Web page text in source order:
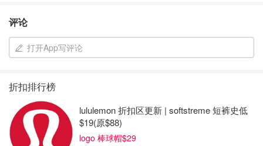
评论
打开App写评论
折扣排行榜
lululemon 折扣区更新 | softstreme 短裤史低
$19(原$88)
logo 棒球帽$29